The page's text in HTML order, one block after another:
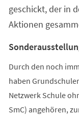
geschickt, der in
Aktionen
Durch den noch
haben
Netzwerk Schule
SmC) angehören,